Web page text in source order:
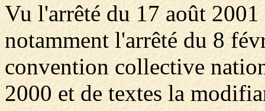
Vu l'arrêté du 17 août 2001
notamment l'arrêté du 8
convention collective
2000 et de textes la